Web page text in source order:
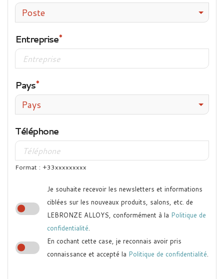
Poste
Entreprise
Pays
Pays
Téléphone
Format : +33xxxxxxxxx
Je souhaite recevoir les newsletters et informations
ciblées sur les nouveaux produits, salons, etc. de
LEBRONZE ALLOYS, conformément à la Politique de
confidentialité.
En cochant cette case, je reconnais avoir pris
connaissance et accepté la Politique de confidentialité.